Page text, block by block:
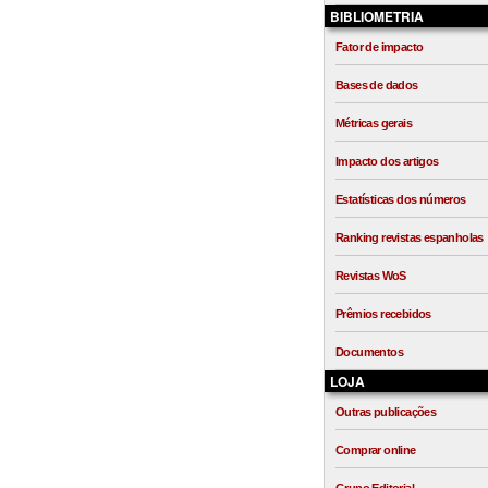
BIBLIOMETRIA
Fator de impacto
Bases de dados
Métricas gerais
Impacto dos artigos
Estatísticas dos números
Ranking revistas espanholas
Revistas WoS
Prêmios recebidos
Documentos
LOJA
Outras publicações
Comprar online